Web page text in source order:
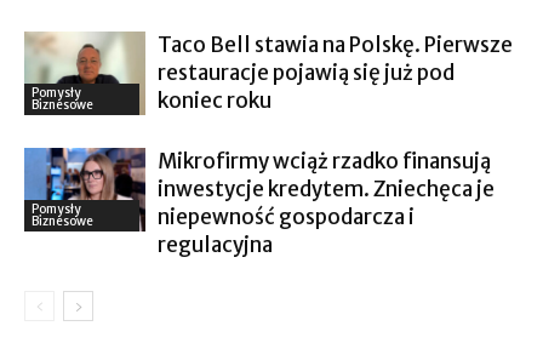
Pomysły
Biznesowe
Taco Bell stawia na Polskę. Pierwsze
restauracje pojawią się już pod
koniec roku
Pomysły
Biznesowe
Mikrofirmy wciąż rzadko finansują
inwestycje kredytem. Zniechęca je
niepewność gospodarcza i
regulacyjna